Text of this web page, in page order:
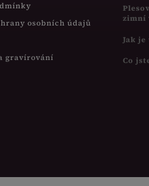
osobních údajů
gravírování
zimní
Jak
Co